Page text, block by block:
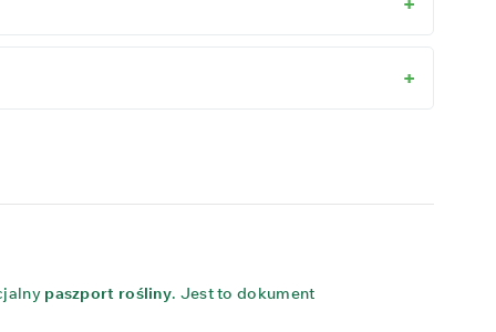
paszport rośliny. Jest to dokument